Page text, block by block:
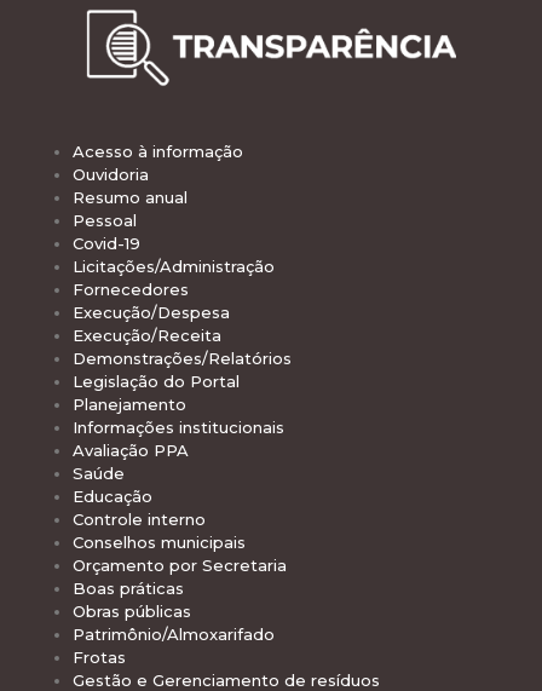
Acesso à informação
Ouvidoria
Resumo anual
Pessoal
Covid-19
Licitações/Administração
Fornecedores
Execução/Despesa
Execução/Receita
Demonstrações/Relatórios
Legislação do Portal
Planejamento
Informações institucionais
Avaliação PPA
Saúde
Educação
Controle interno
Conselhos municipais
Orçamento por Secretaria
Boas práticas
Obras públicas
Patrimônio/Almoxarifado
Frotas
Gestão e Gerenciamento de resíduos